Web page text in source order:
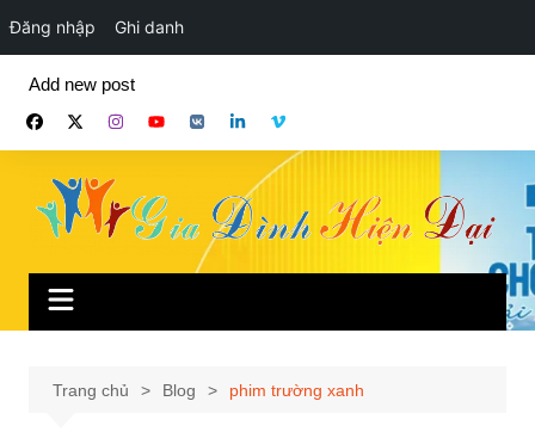
Đăng nhập Ghi danh
phần
Add new post
Trang chủ Blog phim trường xanh